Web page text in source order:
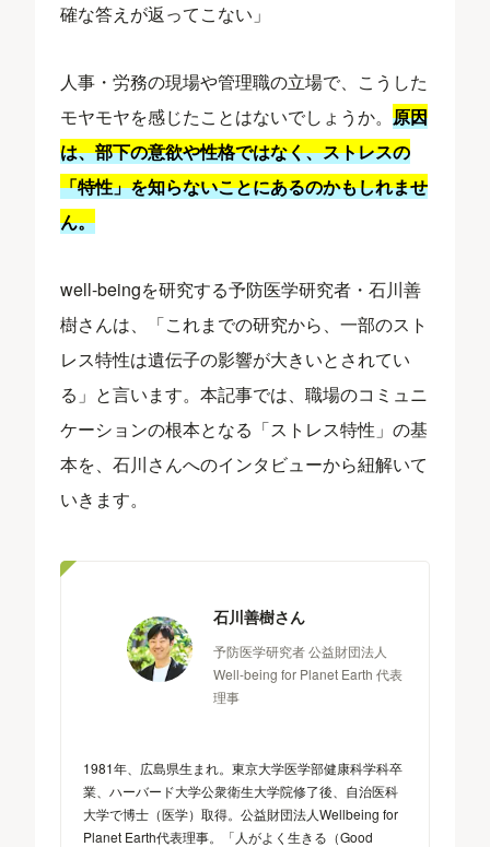
確な答えが返ってこない」
人事・労務の現場や管理職の立場で、こうした
モヤモヤを感じたことはないでしょうか。原因
は、部下の意欲や性格ではなく、ストレスの
「特性」を知らないことにあるのかもしれませ
ん。
well-beingを研究する予防医学研究者・石川善
樹さんは、「これまでの研究から、一部のスト
レス特性は遺伝子の影響が大きいとされてい
る」と言います。本記事では、職場のコミュニ
ケーションの根本となる「ストレス特性」の基
本を、石川さんへのインタビューから紐解いて
いきます。
石川善樹さん
予防医学研究者 公益財団法人
Well-being for Planet Earth 代表
理事
1981年、広島県生まれ。東京大学医学部健康科学科卒
業、ハーバード大学公衆衛生大学院修了後、自治医科
大学で博士（医学）取得。公益財団法人Wellbeing for
Planet Earth代表理事。「人がよく生きる（Good